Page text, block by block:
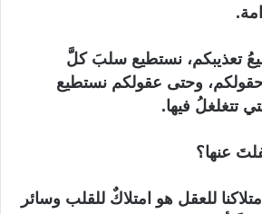
تعذيبكم، نستطيع سلبَ كلَّ
حقولكم، وحتى عقولكم نستطيع
تتغلغلُ فيها.
عنها؟
للعقل هو امتلاكٌ للقلب وسائر